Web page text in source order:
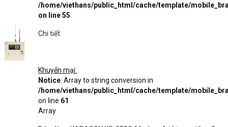
/home/viethans/public_html/cache/template/
on line55
Chi tiết
Khuyến mại:
Notice: Array to string conversion in
/home/viethans/public_html/cache/template/
on line 61
Array